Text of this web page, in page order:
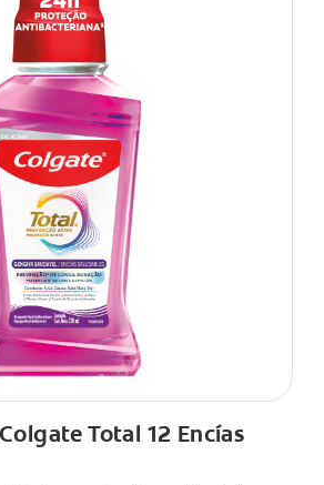
Total 12 Encías